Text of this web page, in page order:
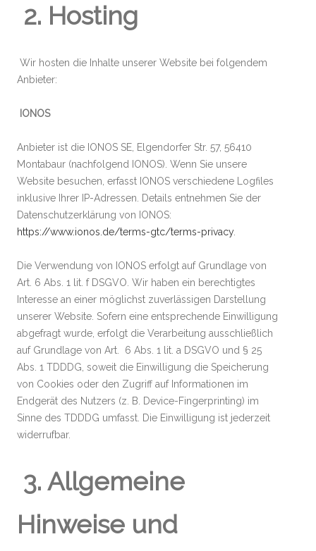
2. Hosting
Wir hosten die Inhalte unserer Website bei folgendem
Anbieter:
IONOS
Anbieter ist die IONOS SE, Elgendorfer Str. 57, 56410
Montabaur (nachfolgend IONOS). Wenn Sie unsere
Website besuchen, erfasst IONOS verschiedene Logfiles
inklusive Ihrer IP-Adressen. Details entnehmen Sie der
Datenschutzerklärung von IONOS:
https://www.ionos.de/terms-gtc/terms-privacy.
Die Verwendung von IONOS erfolgt auf Grundlage von
Art. 6 Abs. 1 lit. f DSGVO. Wir haben ein berechtigtes
Interesse an einer möglichst zuverlässigen Darstellung
unserer Website. Sofern eine entsprechende Einwilligung
abgefragt wurde, erfolgt die Verarbeitung ausschließlich
auf Grundlage von Art. 6 Abs. 1 lit. a DSGVO und § 25
Abs. 1 TDDDG, soweit die Einwilligung die Speicherung
von Cookies oder den Zugriff auf Informationen im
Endgerät des Nutzers (z. B. Device-Fingerprinting) im
Sinne des TDDDG umfasst. Die Einwilligung ist jederzeit
widerrufbar.
3. Allgemeine
Hinweise und